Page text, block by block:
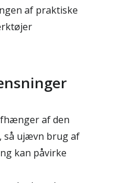
af praktiske
af den
så ujævn brug af
kan påvirke